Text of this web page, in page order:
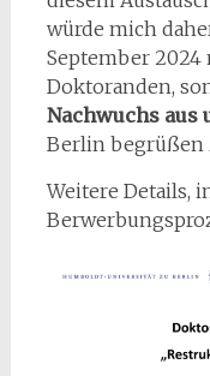
würde mich
September
Doktoranden,
Nachwuchs aus
Berlin begrüßen
Weitere Details,